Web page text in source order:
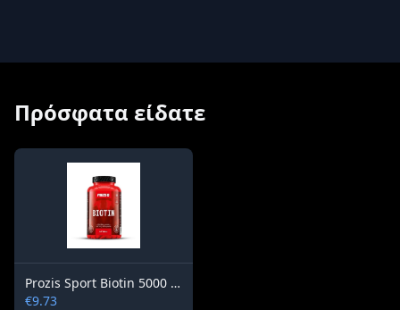
Πρόσφατα είδατε
Prozis Sport Biotin 5000 mg / 60 tablets
€9.73